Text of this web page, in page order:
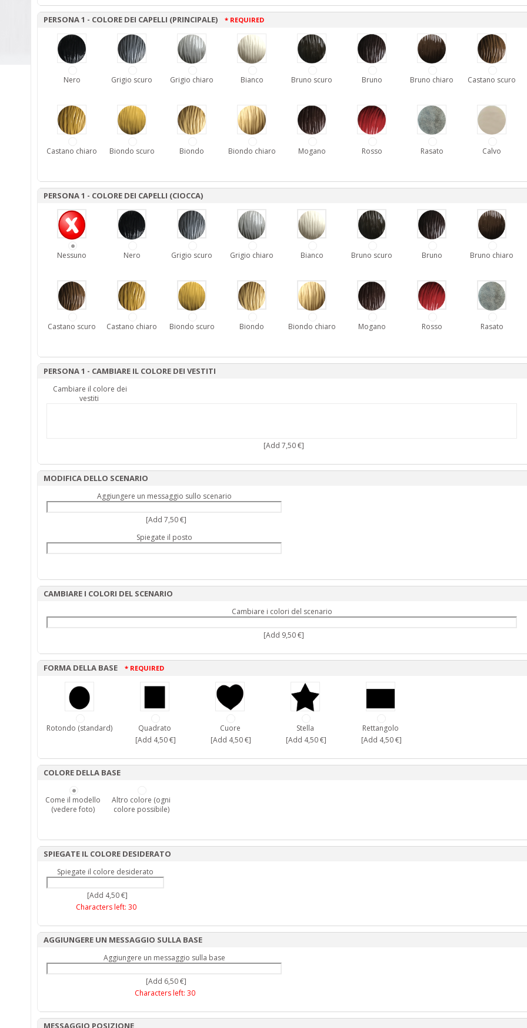
PERSONA 1 - COLORE DEI CAPELLI (PRINCIPALE) * REQUIRED
Nero Grigio scuro Grigio chiaro Bianco Bruno scuro Bruno Bruno chiaro Castano scuro
Castano chiaro Biondo scuro Biondo Biondo chiaro Mogano Rosso Rasato Calvo
PERSONA 1 - COLORE DEI CAPELLI (CIOCCA)
Nessuno Nero Grigio scuro Grigio chiaro Bianco Bruno scuro Bruno Bruno chiaro
Castano scuro Castano chiaro Biondo scuro Biondo Biondo chiaro Mogano Rosso Rasato
PERSONA 1 - CAMBIARE IL COLORE DEI VESTITI
Cambiare il colore dei
vestiti
[Add 7,50 €]
MODIFICA DELLO SCENARIO
Aggiungere un messaggio sullo scenario
[Add 7,50 €]
Spiegate il posto
CAMBIARE I COLORI DEL SCENARIO
Cambiare i colori del scenario
[Add 9,50 €]
FORMA DELLA BASE * REQUIRED
Rotondo (standard)
Quadrato
[Add 4,50 €]
Cuore
[Add 4,50 €]
Stella
[Add 4,50 €]
Rettangolo
[Add 4,50 €]
COLORE DELLA BASE
Come il modello
(vedere foto)
Altro colore (ogni
colore possibile)
SPIEGATE IL COLORE DESIDERATO
Spiegate il colore desiderato
[Add 4,50 €]
Characters left: 30
AGGIUNGERE UN MESSAGGIO SULLA BASE
Aggiungere un messaggio sulla base
[Add 6,50 €]
Characters left: 30
MESSAGGIO POSIZIONE